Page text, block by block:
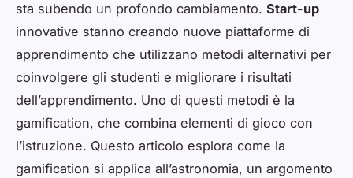
sta subendo un profondo cambiamento. Start-up
innovative stanno creando nuove piattaforme di
apprendimento che utilizzano metodi alternativi per
coinvolgere gli studenti e migliorare i risultati
dell’apprendimento. Uno di questi metodi è la
gamification, che combina elementi di gioco con
l’istruzione. Questo articolo esplora come la
gamification si applica all’astronomia, un argomento